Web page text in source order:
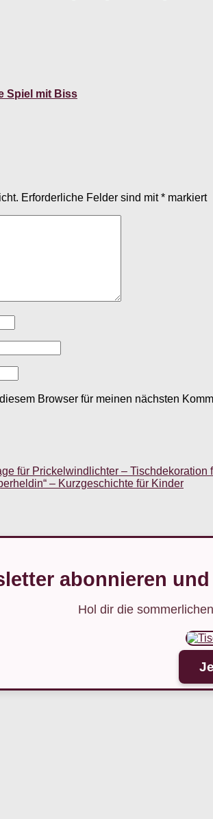
Spiel mit Biss
Erforderliche Felder sind mit* markiert
Browser für meinen nächsten
für Prickelwindlichter – Tischdekoration
– Kurzgeschichte für Kinder
abonnieren
Hol dir die